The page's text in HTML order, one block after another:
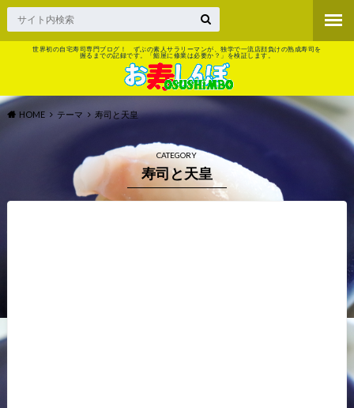
世界初の自宅寿司専門ブログ！ ずぶの素人サラリーマンが、独学で一流店顔負けの熟成寿司を
握るまでの記録です。「鮨屋に修業は必要か？」を検証します。
HOME テーマ 寿司と天皇
CATEGORY
寿司と天皇